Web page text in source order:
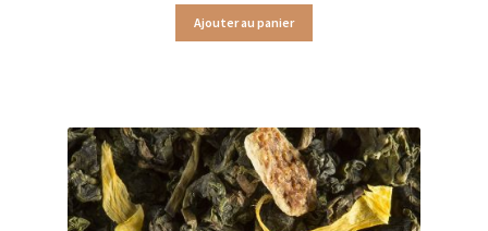
Infuseurs pour thés et infusions
Théières en folies
Tisanières
Ajouter au panier